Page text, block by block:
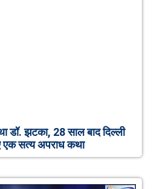
डॉ. झटका, 28 साल बाद दिल्ली
एक सत्य अपराध कथा